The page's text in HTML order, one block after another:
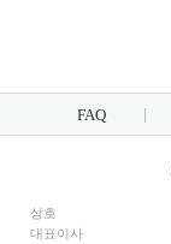
FAQ
상호
대표이사